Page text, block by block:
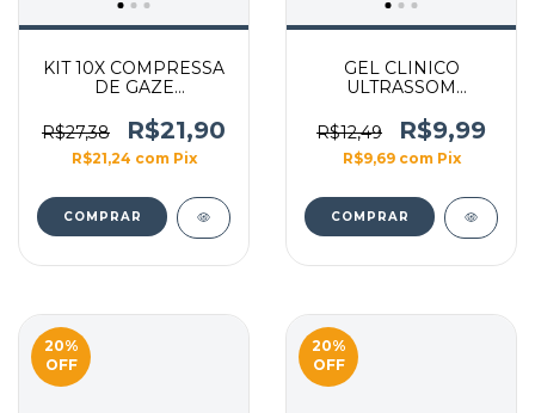
KIT 10X COMPRESSA
DE GAZE
15X30CM
R$27,38 R$21,90
R$21,24 com Pix
GEL CLINICO
ULTRASSOM
FRASCO
R$12,49 R$9,99
R$9,69 com Pix
20%
OFF
20%
OFF